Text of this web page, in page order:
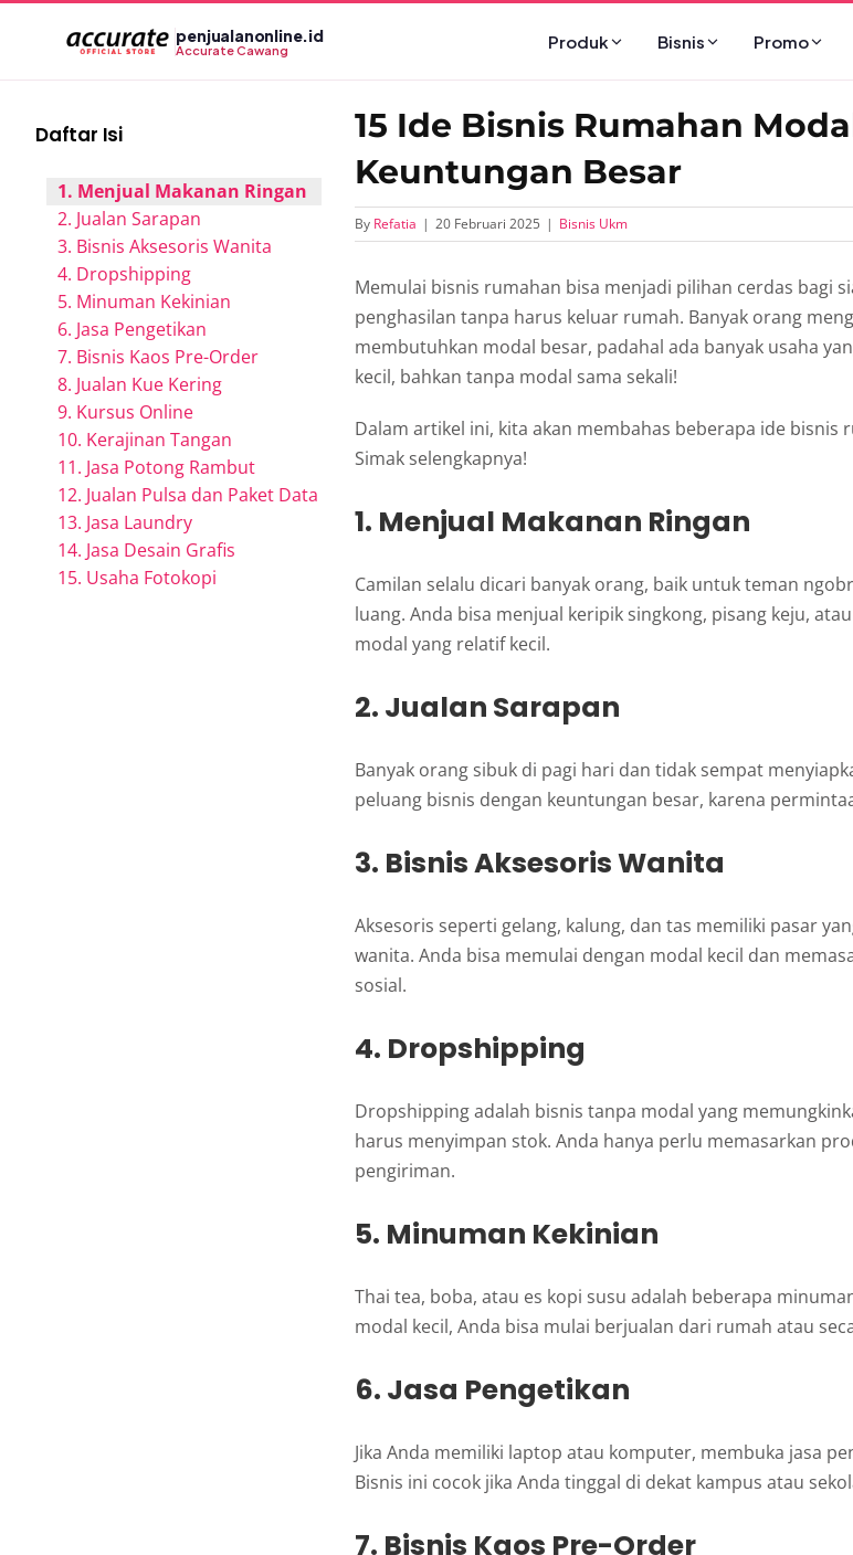
penjualanonline.id
Accurate Cawang Produk Bisnis Promo
15 Ide Bisnis Rumahan
Keuntungan Besar
By Refatia | 20 Februari 2025 | Bisnis Ukm
Memulai bisnis rumahan bisa menjadi pilihan cerdas bagi
penghasilan tanpa harus keluar rumah. Banyak orang
membutuhkan modal besar, padahal ada banyak usaha
kecil, bahkan tanpa modal sama sekali!
Dalam artikel ini, kita akan membahas beberapa ide bisnis
Simak selengkapnya!
1. Menjual Makanan Ringan
Camilan selalu dicari banyak orang, baik untuk teman
luang. Anda bisa menjual keripik singkong, pisang keju,
modal yang relatif kecil.
2. Jualan Sarapan
Banyak orang sibuk di pagi hari dan tidak sempat
peluang bisnis dengan keuntungan besar, karena
3. Bisnis Aksesoris Wanita
Aksesoris seperti gelang, kalung, dan tas memiliki pasar
wanita. Anda bisa memulai dengan modal kecil dan
sosial.
4. Dropshipping
Dropshipping adalah bisnis tanpa modal yang
harus menyimpan stok. Anda hanya perlu memasarkan
pengiriman.
5. Minuman Kekinian
Thai tea, boba, atau es kopi susu adalah beberapa
modal kecil, Anda bisa mulai berjualan dari rumah atau
6. Jasa Pengetikan
Jika Anda memiliki laptop atau komputer, membuka jasa
Bisnis ini cocok jika Anda tinggal di dekat kampus atau
7. Bisnis Kaos Pre-Order
Daftar Isi
1. Menjual Makanan Ringan
2. Jualan Sarapan
3. Bisnis Aksesoris Wanita
4. Dropshipping
5. Minuman Kekinian
6. Jasa Pengetikan
7. Bisnis Kaos Pre-Order
8. Jualan Kue Kering
9. Kursus Online
10. Kerajinan Tangan
11. Jasa Potong Rambut
12. Jualan Pulsa dan Paket Data
13. Jasa Laundry
14. Jasa Desain Grafis
15. Usaha Fotokopi